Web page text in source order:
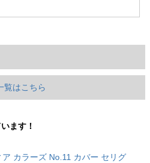
覧はこちら
ます！
ア カラーズ No.11 カバー セリグ